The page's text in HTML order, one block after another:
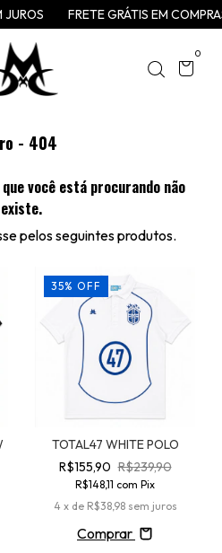
FRETE GRÁTIS EM
0
- 404
você está procurando não
existe.
pelos seguintes produtos.
35% OFF
TOTAL47 WHITE POLO
R$155,90 R$239,90
R$148,11 com Pix
4 x de R$38,98 sem juros
Comprar